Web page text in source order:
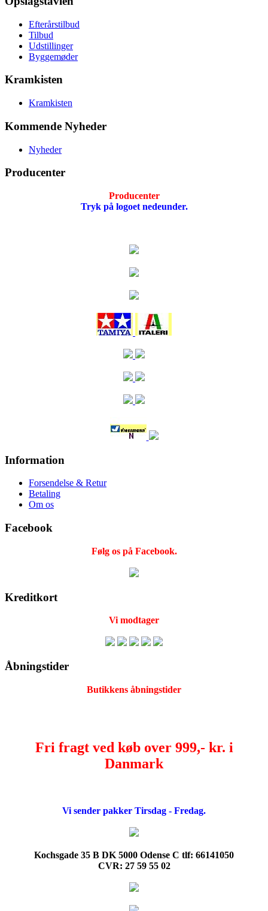
Efterårstilbud
Tilbud
Udstillinger
Byggemøder
Kramkisten
Kramkisten
Kommende Nyheder
Nyheder
Producenter
Producenter
Tryk på logoet nedeunder.
Information
Forsendelse & Retur
Betaling
Om os
Facebook
Følg os på Facebook.
Kreditkort
Vi modtager
Åbningstider
Butikkens åbningstider
Fri fragt ved køb over 999,- kr. i
Danmark
Vi sender pakker Tirsdag - Fredag.
Kochsgade 35 B DK 5000 Odense C tlf: 66141050
CVR: 27 59 55 02